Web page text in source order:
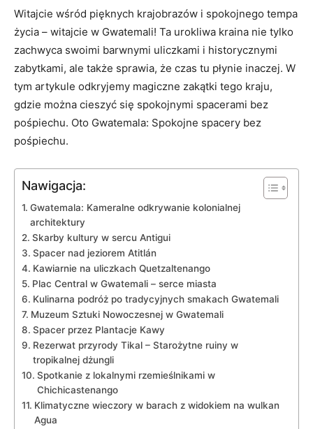
Witajcie wśród pięknych krajobrazów i spokojnego tempa
życia – witajcie w Gwatemali!⁢ Ta urokliwa kraina nie tylko
zachwyca⁢ swoimi barwnymi uliczkami ​i historycznymi
zabytkami, ale także sprawia, że czas tu płynie ⁤inaczej. W
tym artykule odkryjemy‌ magiczne ​zakątki ⁣tego ​kraju,‌
gdzie ‌można cieszyć się spokojnymi spacerami bez
pośpiechu. Oto ‌Gwatemala: Spokojne spacery ‍bez
‌pośpiechu.
Nawigacja:
Gwatemala: ‍Kameralne odkrywanie kolonialnej
architektury
Skarby kultury w sercu Antigui
Spacer nad jeziorem Atitlán
Kawiarnie na​ uliczkach Quetzaltenango
Plac‌ Central ‌w Gwatemali – serce miasta
Kulinarna podróż‌ po tradycyjnych smakach Gwatemali
Muzeum Sztuki Nowoczesnej w Gwatemali
Spacer ⁤przez Plantacje Kawy
Rezerwat przyrody Tikal – Starożytne ruiny⁢ w
tropikalnej dżungli
Spotkanie z⁤ lokalnymi ⁢rzemieślnikami w
Chichicastenango
Klimatyczne⁣ wieczory w ​barach⁣ z widokiem na wulkan
Agua